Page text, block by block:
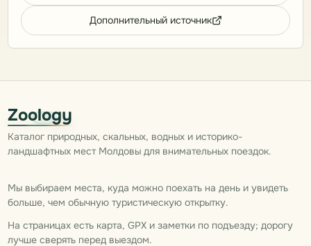
Дополнительный источник
Zoology
Каталог природных, скальных, водных и историко-
ландшафтных мест Молдовы для внимательных поездок.
Мы выбираем места, куда можно поехать на день и увидеть
больше, чем обычную туристическую открытку.
На страницах есть карта, GPX и заметки по подъезду; дорогу
лучше сверять перед выездом.